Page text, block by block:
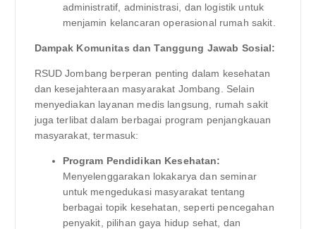
administratif, administrasi, dan logistik untuk
menjamin kelancaran operasional rumah sakit.
Dampak Komunitas dan Tanggung Jawab Sosial:
RSUD Jombang berperan penting dalam kesehatan
dan kesejahteraan masyarakat Jombang. Selain
menyediakan layanan medis langsung, rumah sakit
juga terlibat dalam berbagai program penjangkauan
masyarakat, termasuk:
Program Pendidikan Kesehatan:
Menyelenggarakan lokakarya dan seminar
untuk mengedukasi masyarakat tentang
berbagai topik kesehatan, seperti pencegahan
penyakit, pilihan gaya hidup sehat, dan